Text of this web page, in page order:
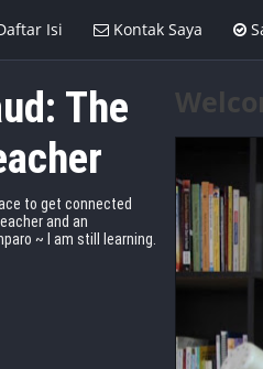
Isi Kontak Saya
The
to get connected
and an
~ I am still learning.